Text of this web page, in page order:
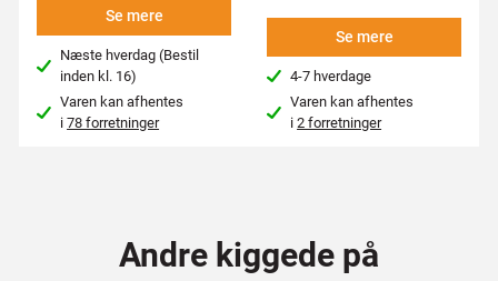
Se mere
Næste hverdag (Bestil
inden kl. 16)
Varen kan afhentes
i78 forretninger
Se mere
4-7 hverdage
Varen kan afhentes
i2 forretninger
Andre kiggede på